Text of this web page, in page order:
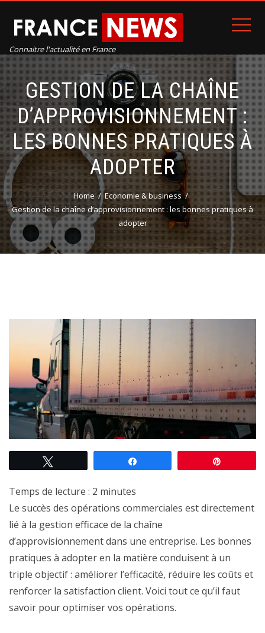
Connaitre l'actualité en France
GESTION DE LA CHAÎNE
D’APPROVISIONNEMENT :
LES BONNES PRATIQUES À
ADOPTER
Home
Economie & business
Gestion de la chaîne d’approvisionnement : les bonnes pratiques à
adopter
Temps de lecture : 2 minutes
Le succès des opérations commerciales est directement
lié à la gestion efficace de la chaîne
d’approvisionnement dans une entreprise. Les bonnes
pratiques à adopter en la matière conduisent à un
triple objectif : améliorer l’efficacité, réduire les coûts et
renforcer la satisfaction client. Voici tout ce qu’il faut
savoir pour optimiser vos opérations.